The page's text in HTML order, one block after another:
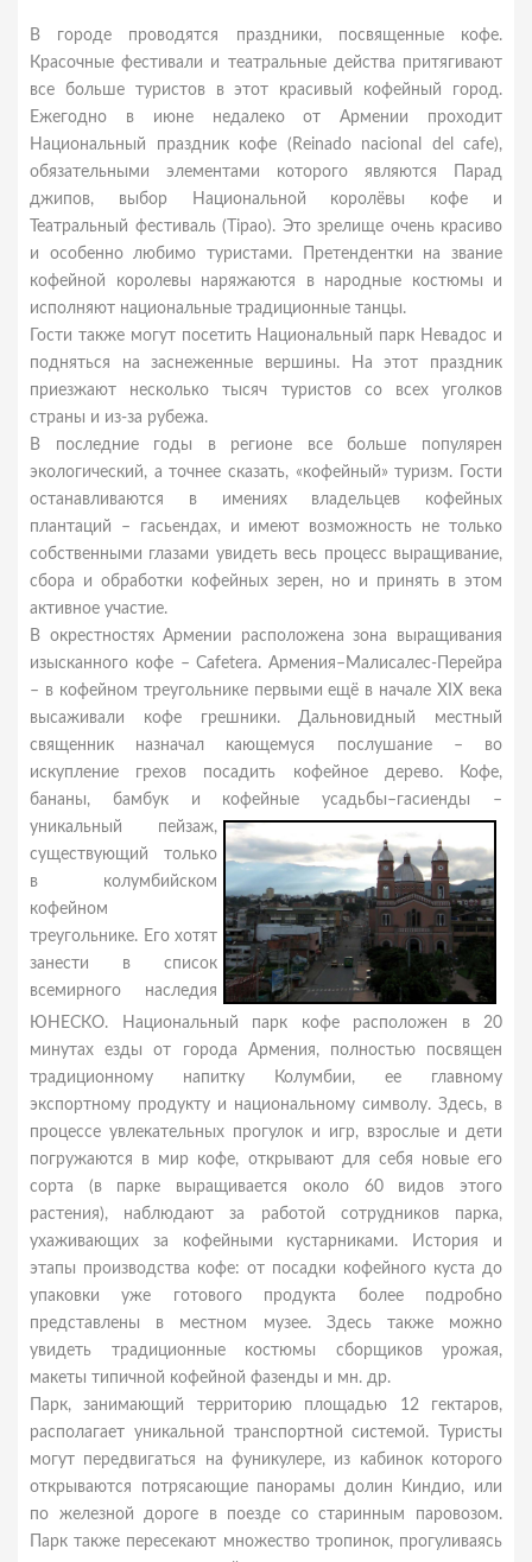
В городе проводятся праздники, посвященные кофе.
Красочные фестивали и театральные действа притягивают
все больше туристов в этот красивый кофейный город.
Ежегодно в июне недалеко от Армении проходит
Национальный праздник кофе (Reinado nacional del cafe),
обязательными элементами которого являются Парад
джипов, выбор Национальной королёвы кофе и
Театральный фестиваль (Tipao). Это зрелище очень красиво
и особенно любимо туристами. Претендентки на звание
кофейной королевы наряжаются в народные костюмы и
исполняют национальные традиционные танцы.
Гости также могут посетить Национальный парк Невадос и
подняться на заснеженные вершины. На этот праздник
приезжают несколько тысяч туристов со всех уголков
страны и из-за рубежа.
В последние годы в регионе все больше популярен
экологический, а точнее сказать, «кофейный» туризм. Гости
останавливаются в имениях владельцев кофейных
плантаций – гасьендах, и имеют возможность не только
собственными глазами увидеть весь процесс выращивание,
сбора и обработки кофейных зерен, но и принять в этом
активное участие.
В окрестностях Армении расположена зона выращивания
изысканного кофе – Сafetera. Армения–Малисалес-Перейра
– в кофейном треугольнике первыми ещё в начале ХIХ века
высаживали кофе грешники. Дальновидный местный
священник назначал кающемуся послушание – во
искупление грехов посадить кофейное дерево. Кофе,
бананы, бамбук и кофейные усадьбы–гасиенды –
уникальный пейзаж,
существующий только
в колумбийском
кофейном
треугольнике. Его хотят
занести в список
всемирного наследия
ЮНЕСКО. Национальный парк кофе расположен в 20
минутах езды от города Армения, полностью посвящен
традиционному напитку Колумбии, ее главному
экспортному продукту и национальному символу. Здесь, в
процессе увлекательных прогулок и игр, взрослые и дети
погружаются в мир кофе, открывают для себя новые его
сорта (в парке выращивается около 60 видов этого
растения), наблюдают за работой сотрудников парка,
ухаживающих за кофейными кустарниками. История и
этапы производства кофе: от посадки кофейного куста до
упаковки уже готового продукта более подробно
представлены в местном музее. Здесь также можно
увидеть традиционные костюмы сборщиков урожая,
макеты типичной кофейной фазенды и мн. др.
Парк, занимающий территорию площадью 12 гектаров,
располагает уникальной транспортной системой. Туристы
могут передвигаться на фуникулере, из кабинок которого
открываются потрясающие панорамы долин Киндио, или
по железной дороге в поезде со старинным паровозом.
Парк также пересекают множество тропинок, прогуливаясь